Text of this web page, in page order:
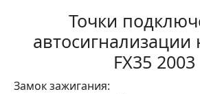
Точки
FX35 2003
Замок зажигания: